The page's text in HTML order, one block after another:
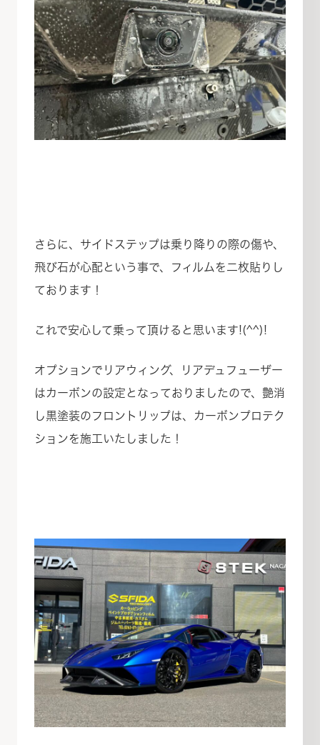
さらに、サイドステップは乗り降りの際の傷や、
飛び石が心配という事で、フィルムを二枚貼りし
ております！
これで安心して乗って頂けると思います!(^^)!
オプションでリアウィング、リアデュフューザー
はカーボンの設定となっておりましたので、艶消
し黒塗装のフロントリップは、カーボンプロテク
ションを施工いたしました！